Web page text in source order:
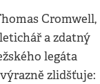
Cromwell,
a zdatný
legáta
zlidšťuje: